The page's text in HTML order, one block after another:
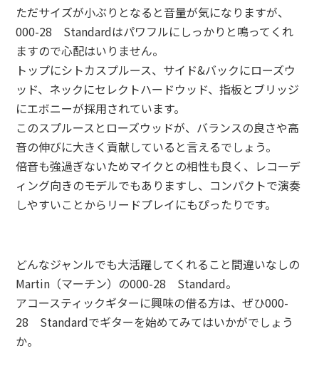
ただサイズが小ぶりとなると音量が気になりますが、
000-28 Standardはパワフルにしっかりと鳴ってくれ
ますので心配はいりません。
トップにシトカスプルース、サイド&バックにローズウ
ッド、ネックにセレクトハードウッド、指板とブリッジ
にエボニーが採用されています。
このスプルースとローズウッドが、バランスの良さや高
音の伸びに大きく貢献していると言えるでしょう。
倍音も強過ぎないためマイクとの相性も良く、レコーデ
ィング向きのモデルでもありますし、コンパクトで演奏
しやすいことからリードプレイにもぴったりです。
どんなジャンルでも大活躍してくれること間違いなしの
Martin（マーチン）の000-28 Standard。
アコースティックギターに興味の借る方は、ぜひ000-
28 Standardでギターを始めてみてはいかがでしょう
か。